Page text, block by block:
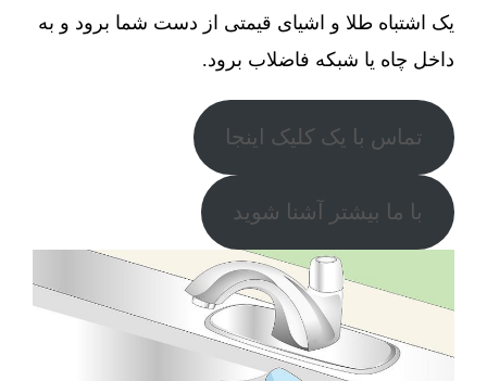
یک اشتباه طلا و اشیای قیمتی از دست شما برود و به
داخل چاه یا شبکه فاضلاب برود.
تماس با یک کلیک اینجا
با ما بیشتر آشنا شوید